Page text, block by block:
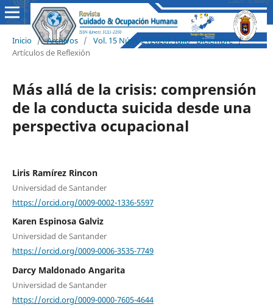
Inicio / Archivos / Vol. 15 Núm. 2 (2026): Julio - Diciembre /
Artículos de Reflexión
Más allá de la crisis: comprensión
de la conducta suicida desde una
perspectiva ocupacional
Liris Ramírez Rincon
Universidad de Santander
https://orcid.org/0009-0002-1336-5597
Karen Espinosa Galviz
Universidad de Santander
https://orcid.org/0009-0006-3535-7749
Darcy Maldonado Angarita
Universidad de Santander
https://orcid.org/0009-0000-7605-4644